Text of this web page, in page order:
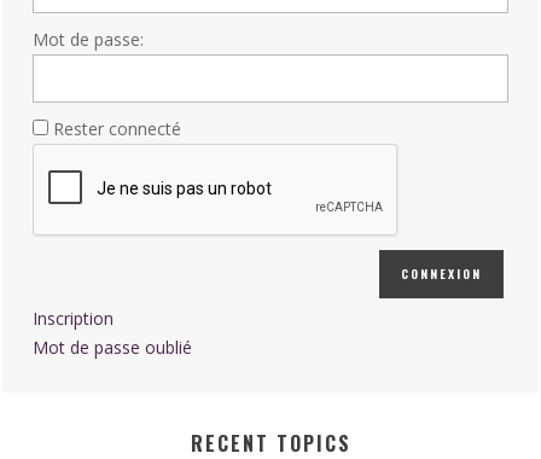
Mot de passe:
Rester connecté
CONNEXION
Inscription
Mot de passe oublié
RECENT TOPICS